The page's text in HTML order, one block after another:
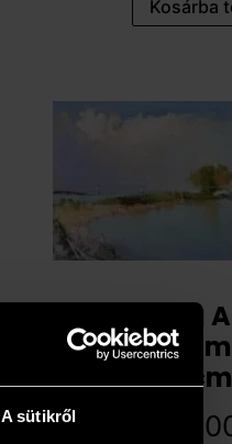
A sütikről
Kosárba
Gécseg
Keszthelyi
269